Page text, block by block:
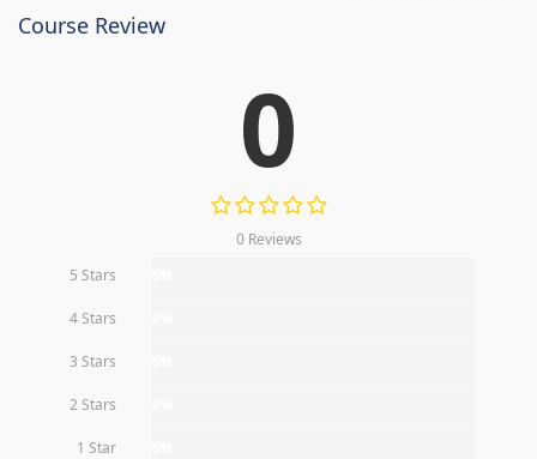
Course Review
0
0 Reviews
5 Stars
4 Stars
3 Stars
2 Stars
1 Star